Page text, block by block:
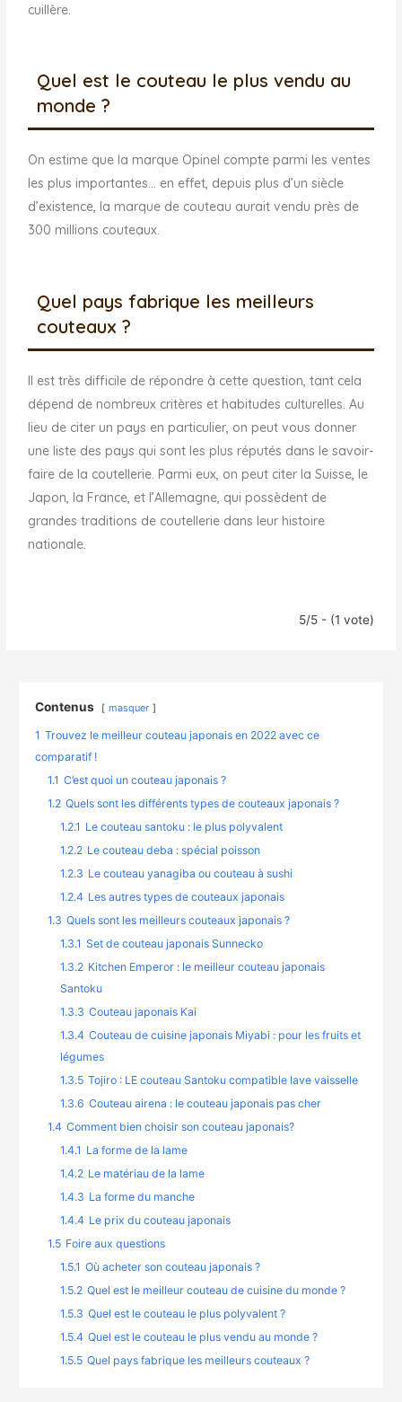
cuillère.
Quel est le couteau le plus vendu au
monde ?
On estime que la marque Opinel compte parmi les ventes
les plus importantes… en effet, depuis plus d’un siècle
d’existence, la marque de couteau aurait vendu près de
300 millions couteaux.
Quel pays fabrique les meilleurs
couteaux ?
Il est très difficile de répondre à cette question, tant cela
dépend de nombreux critères et habitudes culturelles. Au
lieu de citer un pays en particulier, on peut vous donner
une liste des pays qui sont les plus réputés dans le savoir-
faire de la coutellerie. Parmi eux, on peut citer la Suisse, le
Japon, la France, et l’Allemagne, qui possèdent de
grandes traditions de coutellerie dans leur histoire
nationale.
5/5 - (1 vote)
Contenus masquer
1 Trouvez le meilleur couteau japonais en 2022 avec ce
comparatif !
1.1 C’est quoi un couteau japonais ?
1.2 Quels sont les différents types de couteaux japonais ?
1.2.1 Le couteau santoku : le plus polyvalent
1.2.2 Le couteau deba : spécial poisson
1.2.3 Le couteau yanagiba ou couteau à sushi
1.2.4 Les autres types de couteaux japonais
1.3 Quels sont les meilleurs couteaux japonais ?
1.3.1 Set de couteau japonais Sunnecko
1.3.2 Kitchen Emperor : le meilleur couteau japonais
Santoku
1.3.3 Couteau japonais Kai
1.3.4 Couteau de cuisine japonais Miyabi : pour les fruits et
légumes
1.3.5 Tojiro : LE couteau Santoku compatible lave vaisselle
1.3.6 Couteau airena : le couteau japonais pas cher
1.4 Comment bien choisir son couteau japonais?
1.4.1 La forme de la lame
1.4.2 Le matériau de la lame
1.4.3 La forme du manche
1.4.4 Le prix du couteau japonais
1.5 Foire aux questions
1.5.1 Où acheter son couteau japonais ?
1.5.2 Quel est le meilleur couteau de cuisine du monde ?
1.5.3 Quel est le couteau le plus polyvalent ?
1.5.4 Quel est le couteau le plus vendu au monde ?
1.5.5 Quel pays fabrique les meilleurs couteaux ?